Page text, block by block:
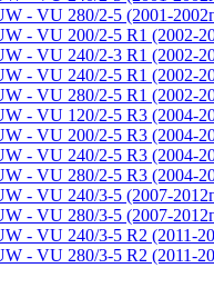
- VU 280/2-5 (2001-
- VU 200/2-5 R1 (2002-
- VU 240/2-3 R1 (2002-
- VU 240/2-5 R1 (2002-
- VU 280/2-5 R1 (2002-
- VU 120/2-5 R3 (2004-
- VU 200/2-5 R3 (2004-
- VU 240/2-5 R3 (2004-
- VU 280/2-5 R3 (2004-
- VU 240/3-5 (2007-
- VU 280/3-5 (2007-
- VU 240/3-5 R2 (2011-
- VU 280/3-5 R2 (2011-